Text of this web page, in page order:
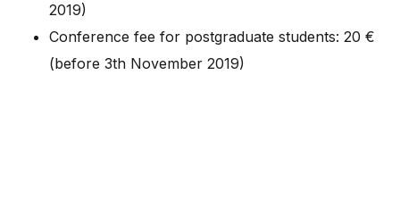
2019)
Conference fee for postgraduate students: 20 €
(before 3th November 2019)